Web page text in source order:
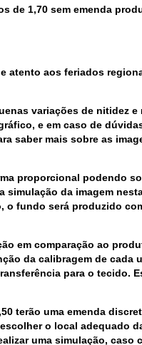
de 1,70 sem emenda
atento aos feriados
variações de nitidez e
e em caso de
saber mais sobre as
proporcional podendo
simulação da imagem
o fundo será produzido
em comparação ao
da calibragem de cada
para o tecido.
terão uma emenda
o local adequado
uma simulação, caso